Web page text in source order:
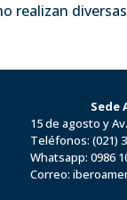
Sede
15 de agosto y
Teléfonos: (021)
Whatsapp: 0986
Correo: